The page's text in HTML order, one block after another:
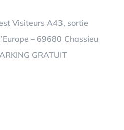
Visiteurs A43, sortie
– 69680 Chassieu
GRATUIT